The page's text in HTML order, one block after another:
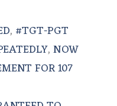
, #TGT-PGT
,NOW
FOR 107